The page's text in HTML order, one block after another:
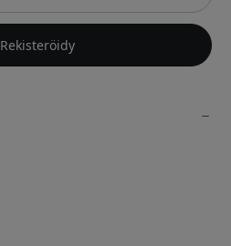
Rekisteröidy